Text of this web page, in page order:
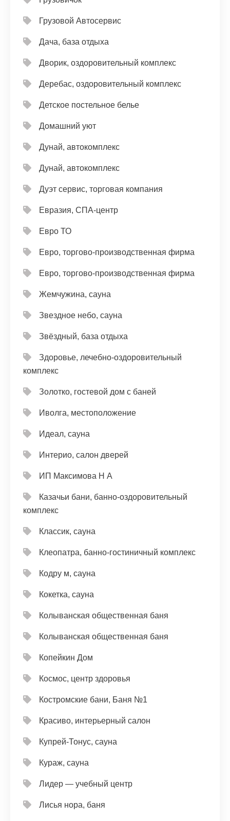
Грузовой Автосервис
Дача, база отдыха
Дворик, оздоровительный комплекс
Деребас, оздоровительный комплекс
Детское постельное белье
Домашний уют
Дунай, автокомплекс
Дунай, автокомплекс
Дуэт сервис, торговая компания
Евразия, СПА-центр
Евро ТО
Евро, торгово-производственная фирма
Евро, торгово-производственная фирма
Жемчужина, сауна
Звездное небо, сауна
Звёздный, база отдыха
Здоровье, лечебно-оздоровительный
комплекс
Золотко, гостевой дом с баней
Иволга, местоположение
Идеал, сауна
Интерио, салон дверей
ИП Максимова Н А
Казачьи бани, банно-оздоровительный
комплекс
Классик, сауна
Клеопатра, банно-гостиничный комплекс
Кодру м, сауна
Кокетка, сауна
Колыванская общественная баня
Колыванская общественная баня
Копейкин Дом
Космос, центр здоровья
Костромские бани, Баня №1
Красиво, интерьерный салон
Купрей-Тонус, сауна
Кураж, сауна
Лидер — учебный центр
Лисья нора, баня